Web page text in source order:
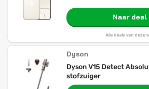
Naar deal
Alle deals van deze
Dyson
Dyson V15 Detect
stofzuiger